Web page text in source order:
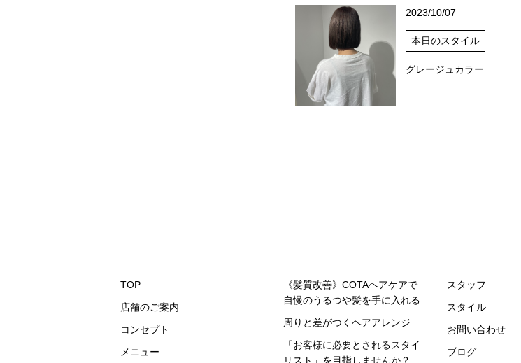
2023/10/07
本日のスタイル
グレージュカラー
TOP
店舗のご案内
コンセプト
メニュー
《髪質改善》COTAヘアケアで
自慢のうるつや髪を手に入れる
周りと差がつくヘアアレンジ
「お客様に必要とされるスタイ
リスト」を目指しませんか？
スタッフ
スタイル
お問い合わせ
ブログ